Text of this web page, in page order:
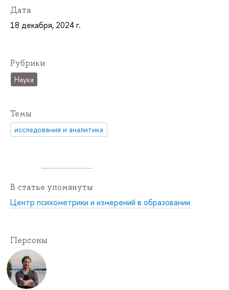
Дата
18 декабря, 2024 г.
Рубрики
Наука
Темы
исследования и аналитика
В статье упомянуты
Центр психометрики и измерений в образовании
Персоны